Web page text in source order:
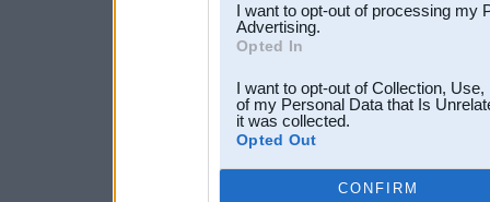
I want to opt-out of processing my
Advertising.
Opted In
I want to opt-out of Collection,
of my Personal Data that Is
it was collected.
Opted Out
CONFIRM